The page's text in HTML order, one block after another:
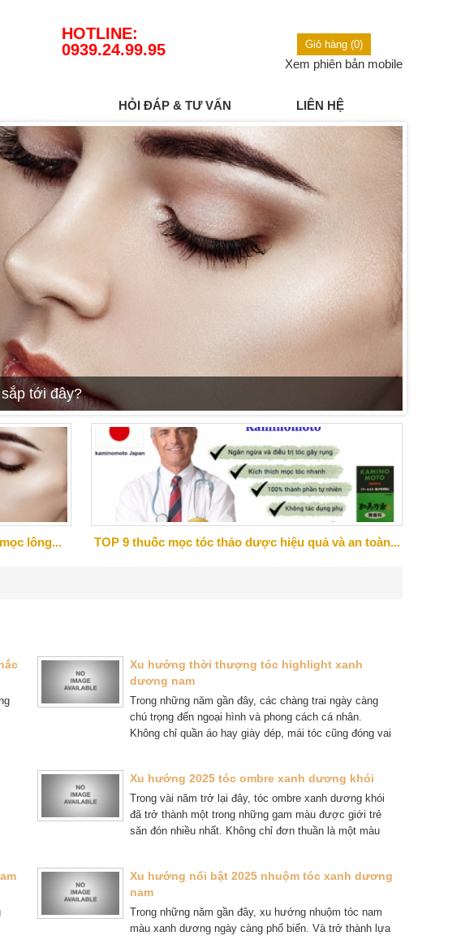
HOTLINE:
0939.24.99.95
Giỏ hàng (0)
Xem phiên bản mobile
HỎI ĐÁP & TƯ VẤN LIÊN HỆ
tới đây?
lông... TOP 9 thuốc mọc tóc thảo dược hiệu quả và an toàn...
Xu hướng thời thượng tóc highlight xanh
dương nam
Trong những năm gần đây, các chàng trai ngày càng
chú trọng đến ngoại hình và phong cách cá nhân.
Không chỉ quần áo hay giày dép, mái tóc cũng đóng vai
Xu hướng 2025 tóc ombre xanh dương khói
Trong vài năm trở lại đây, tóc ombre xanh dương khói
đã trở thành một trong những gam màu được giới trẻ
săn đón nhiều nhất. Không chỉ đơn thuần là một màu
cho sự tươi mới, năng động và trẻ trung. Khi kết hợp
cùng sắc khói bí ẩn lại tạo nên một hiệu ứng hài hòa,
vừa nổi bật vừa tinh tế.
Xu hướng nổi bật 2025 nhuộm tóc xanh dương
nam
Trong những năm gần đây, xu hướng nhuộm tóc nam
màu xanh dương ngày càng phổ biến. Và trở thành lựa